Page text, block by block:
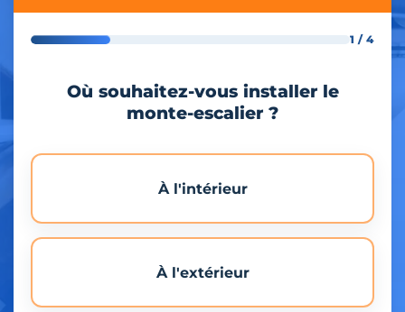
1 / 4
Où souhaitez-vous installer le
monte-escalier ?
À l'intérieur
À l'extérieur